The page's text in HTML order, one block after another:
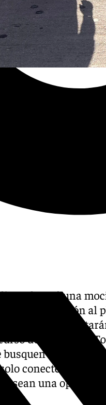
elevará una
en relación al
en el que
de proyectos.
busquen
solo conecten de
sean una